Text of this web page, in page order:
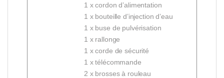
1 x cordon d’alimentation
1 x bouteille d’injection d’eau
1 x buse de pulvérisation
1 x rallonge
1 x corde de sécurité
1 x télécommande
2 x brosses à rouleau